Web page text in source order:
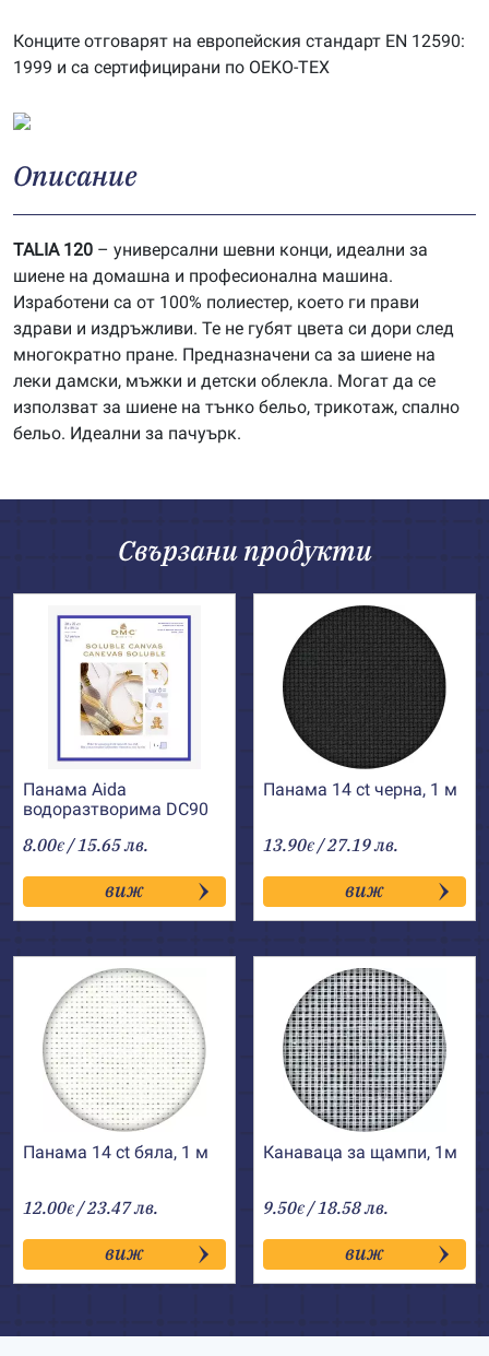
Конците отговарят на европейския стандарт EN 12590:
1999 и са сертифицирани по OEKO-TEX
Описание
TALIA 120 – универсални шевни конци, идеални за
шиене на домашна и професионална машина.
Изработени са от 100% полиестер, което ги прави
здрави и издръжливи. Те не губят цвета си дори след
многократно пране. Предназначени са за шиене на
леки дамски, мъжки и детски облекла. Могат да се
използват за шиене на тънко бельо, трикотаж, спално
бельо. Идеални за пачуърк.
Свързани продукти
Панама Aida
водоразтворима DC90
8.00€ / 15.65 лв.
виж
Панама 14 ct черна, 1 м
13.90€ / 27.19 лв.
виж
Панама 14 ct бяла, 1 м
12.00€ / 23.47 лв.
виж
Канаваца за щампи, 1м
9.50€ / 18.58 лв.
виж